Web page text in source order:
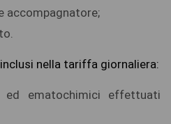
accompagnatore;
nella tariffa giornaliera:
ed ematochimici effettuati